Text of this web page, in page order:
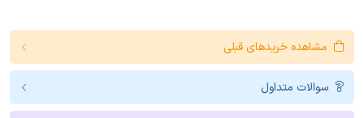
مشاهده خریدهای قبلی
سوالات متداول